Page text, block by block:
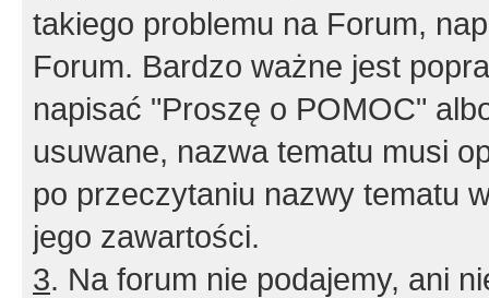
takiego problemu na Forum,
Forum. Bardzo ważne jest
napisać "Proszę o POMOC"
usuwane, nazwa tematu musi
po przeczytaniu nazwy tematu
jego zawartości.
3. Na forum nie podajemy, ani